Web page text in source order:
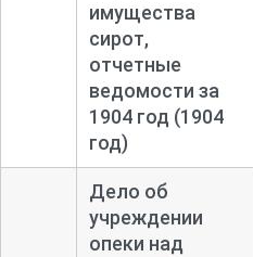
имущества
сирот,
отчетные
ведомости за
1904 год (1904
год)
Дело об
учреждении
опеки над